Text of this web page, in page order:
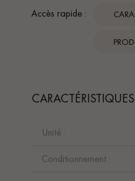
Accès rapide :
CARACTÉRISTIQUES
Unité :
Conditionnement :